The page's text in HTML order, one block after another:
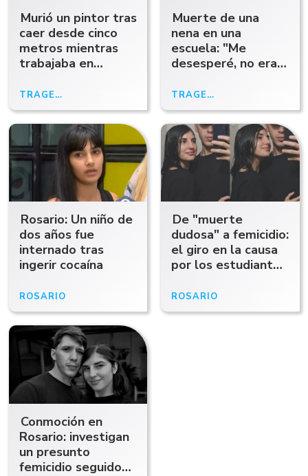
Murió un pintor tras
caer desde cinco
metros mientras
trabajaba en
TRAGEDIA
Muerte de una
nena en una
escuela: "Me
desesperé, no era
papá
TRAGEDIA
Rosario: Un niño de
dos años fue
internado tras
ingerir cocaína
ROSARIO
De "muerte
dudosa" a femicidio:
el giro en la causa
por los estudiantes
Rosario
ROSARIO
Conmoción en
Rosario: investigan
un presunto
femicidio seguido